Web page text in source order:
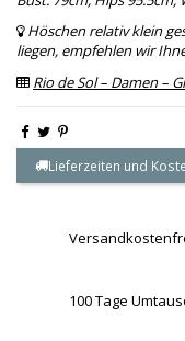
Höschen relativ klein
liegen, empfehlen wir
Rio de Sol – Damen –
Lieferzeiten und
100 Tage